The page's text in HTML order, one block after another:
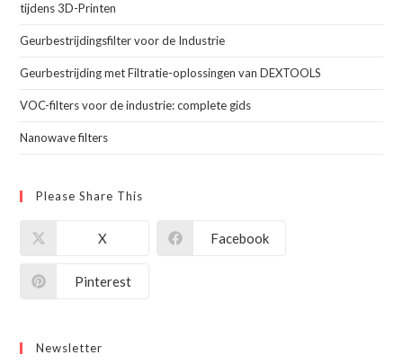
tijdens 3D-Printen
Geurbestrijdingsfilter voor de Industrie
Geurbestrijding met Filtratie-oplossingen van DEXTOOLS
VOC-filters voor de industrie: complete gids
Nanowave filters
Please Share This
X Facebook
Pinterest
Newsletter